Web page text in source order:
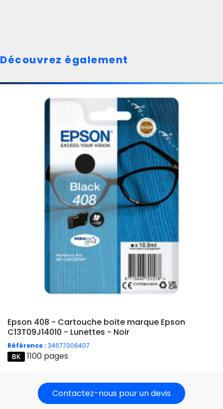
Découvrez également
Epson 408 - Cartouche boite marque Epson
C13T09J14010 - Lunettes - Noir
Référence : 34677006407
1100 pages
Contactez-nous pour un devis